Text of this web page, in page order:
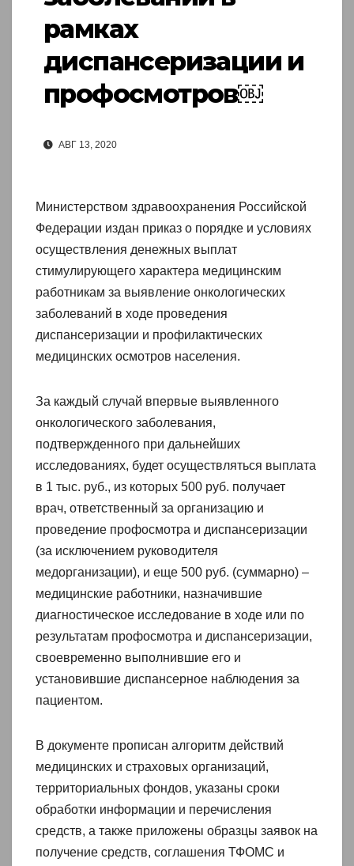
рамках
диспансеризации и
профосмотров￼
АВГ 13, 2020
Министерством здравоохранения Российской
Федерации издан приказ о порядке и условиях
осуществления денежных выплат
стимулирующего характера медицинским
работникам за выявление онкологических
заболеваний в ходе проведения
диспансеризации и профилактических
медицинских осмотров населения.
За каждый случай впервые выявленного
онкологического заболевания,
подтвержденного при дальнейших
исследованиях, будет осуществляться выплата
в 1 тыс. руб., из которых 500 руб. получает
врач, ответственный за организацию и
проведение профосмотра и диспансеризации
(за исключением руководителя
медорганизации), и еще 500 руб. (суммарно) –
медицинские работники, назначившие
диагностическое исследование в ходе или по
результатам профосмотра и диспансеризации,
своевременно выполнившие его и
установившие диспансерное наблюдения за
пациентом.
В документе прописан алгоритм действий
медицинских и страховых организаций,
территориальных фондов, указаны сроки
обработки информации и перечисления
средств, а также приложены образцы заявок на
получение средств, соглашения ТФОМС и